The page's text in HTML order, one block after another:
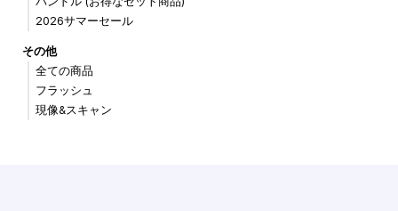
2026サマーセール
その他
全ての商品
フラッシュ
現像&スキャン